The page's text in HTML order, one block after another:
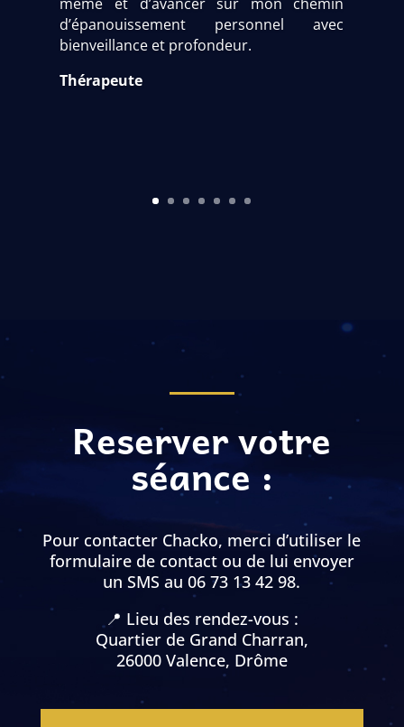
d’épanouissement personnel avec
bienveillance et profondeur.
Thérapeute
Reserver votre
séance :
Pour contacter Chacko, merci d’utiliser le
formulaire de contact ou de lui envoyer
un SMS au 06 73 13 42 98.
📍 Lieu des rendez-vous :
Quartier de Grand Charran,
26000 Valence, Drôme